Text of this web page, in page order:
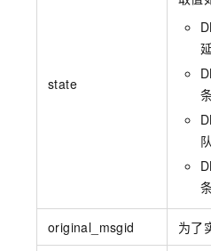
state
original_msgid 为了